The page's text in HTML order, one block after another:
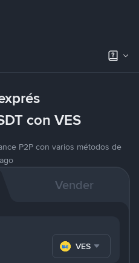
con VES
P2P con varios métodos de
Vender
VES